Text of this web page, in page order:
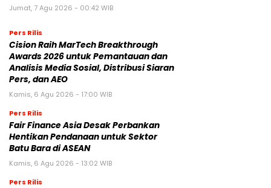
Jumat, 7 Agu 2026 - 00:42 WIB
Pers Rilis
Cision Raih MarTech Breakthrough
Awards 2026 untuk Pemantauan dan
Analisis Media Sosial, Distribusi Siaran
Pers, dan AEO
Kamis, 6 Agu 2026 - 17:00 WIB
Pers Rilis
Fair Finance Asia Desak Perbankan
Hentikan Pendanaan untuk Sektor
Batu Bara di ASEAN
Kamis, 6 Agu 2026 - 13:02 WIB
Pers Rilis